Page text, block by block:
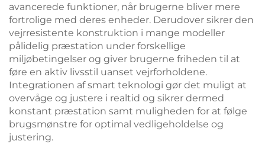
avancerede funktioner, når brugerne bliver mere
fortrolige med deres enheder. Derudover sikrer den
vejrresistente konstruktion i mange modeller
pålidelig præstation under forskellige
miljøbetingelser og giver brugerne friheden til at
føre en aktiv livsstil uanset vejrforholdene.
Integrationen af smart teknologi gør det muligt at
overvåge og justere i realtid og sikrer dermed
konstant præstation samt muligheden for at følge
brugsmønstre for optimal vedligeholdelse og
justering.